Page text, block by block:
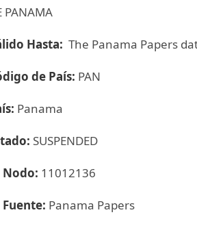
PANAMA
Hasta: The Panama Papers
de País: PAN
Panama
SUSPENDED
11012136
Panama Papers